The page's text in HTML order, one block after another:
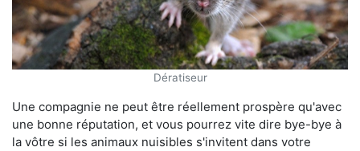
Dératiseur
Une compagnie ne peut être réellement prospère qu'avec
une bonne réputation, et vous pourrez vite dire bye-bye à
la vôtre si les animaux nuisibles s'invitent dans votre